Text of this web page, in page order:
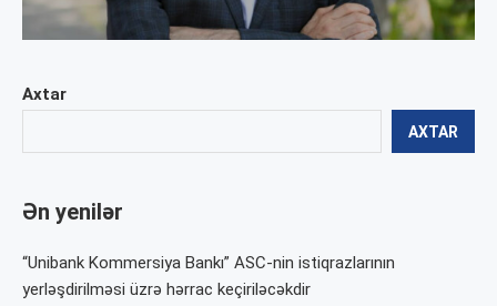
Axtar
AXTAR
Ən yenilər
“Unibank Kommersiya Bankı” ASC-nin istiqrazlarının
yerləşdirilməsi üzrə hərrac keçiriləcəkdir